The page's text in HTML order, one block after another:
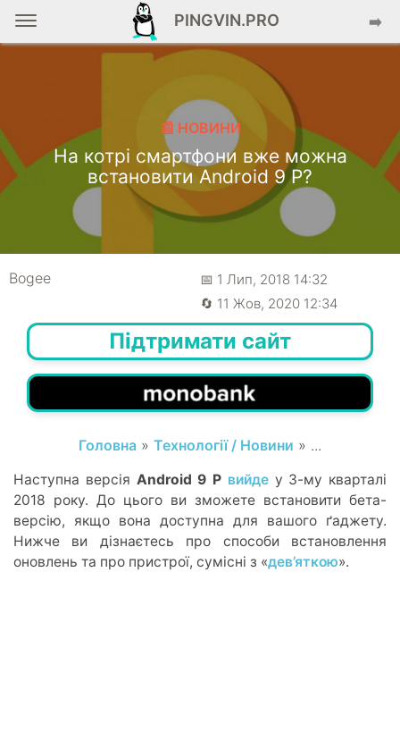
PINGVIN.PRO ➡️
📰 НОВИНИ
На котрі смартфони вже можна
встановити Android 9 P?
Bogee
📅 1 Лип, 2018 14:32
🔄 11 Жов, 2020 12:34
Підтримати сайт
Головна » Технології / Новини » ...
Наступна версія Android 9 P вийдеу 3-му кварталі
2018 року. До цього ви зможете встановити бета-
версію, якщо вона доступна для вашого ґаджету.
Нижче ви дізнаєтесь про способи встановлення
оновлень та про пристрої, сумісні з «дев’яткою».